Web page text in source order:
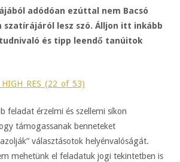
adódóan ezúttal nem Bacsó
lesz szó. Álljon itt inkább
és tipp leendő tanúitok
feladat érzelmi és szellemi síkon
támogassanak benneteket
választásotok helyénvalóságát.
mehetünk el feladatuk jogi tekintetben is